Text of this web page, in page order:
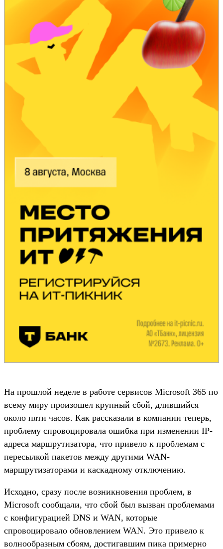
На прошлой неделе в работе сервисов Microsoft 365 по
всему миру произошел крупный сбой, длившийся
около пяти часов. Как рассказали в компании теперь,
проблему спровоцировала ошибка при изменении IP-
адреса маршрутизатора, что привело к проблемам с
пересылкой пакетов между другими WAN-
маршрутизаторами и каскадному отключению.
Исходно, сразу после возникновения проблем, в
Microsoft сообщали, что сбой был вызван проблемами
с конфигурацией DNS и WAN, которые
спровоцировало обновлением WAN. Это привело к
волнообразным сбоям, достигавшим пика примерно